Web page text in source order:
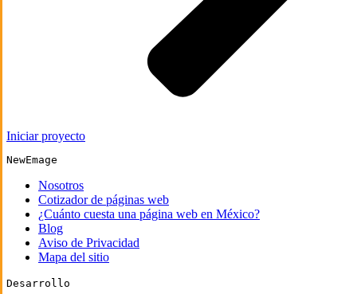
Iniciar proyecto
NewEmage
Nosotros
Cotizador de páginas web
¿Cuánto cuesta una página web en México?
Blog
Aviso de Privacidad
Mapa del sitio
Desarrollo